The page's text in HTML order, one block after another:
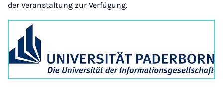
der Veranstaltung zur Verfügung.